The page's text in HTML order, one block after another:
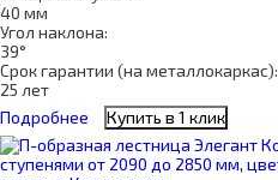
40 мм
Угол наклона:
39°
Срок гарантии (на металлокаркас):
25 лет
Подробнее
Купить в 1 клик